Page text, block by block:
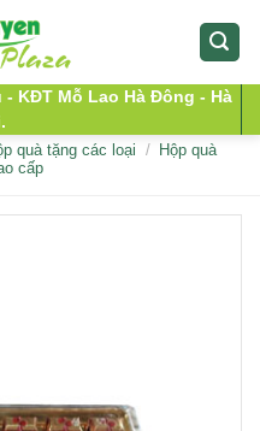
- KĐT Mỗ Lao Hà Đông - Hà
quà tặng các loại /
Hộp quà
cấp